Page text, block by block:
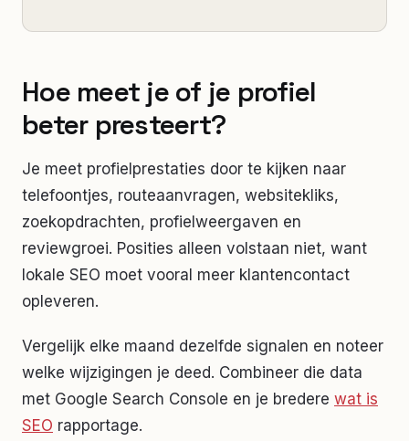
Hoe meet je of je profiel
beter presteert?
Je meet profielprestaties door te kijken naar
telefoontjes, routeaanvragen, websitekliks,
zoekopdrachten, profielweergaven en
reviewgroei. Posities alleen volstaan niet, want
lokale SEO moet vooral meer klantencontact
opleveren.
Vergelijk elke maand dezelfde signalen en noteer
welke wijzigingen je deed. Combineer die data
met Google Search Console en je bredere wat is
SEO rapportage.